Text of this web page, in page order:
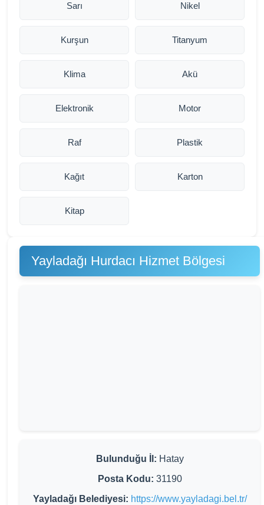
Sarı Nikel
Kurşun Titanyum
Klima Akü
Elektronik Motor
Raf Plastik
Kağıt Karton
Kitap
Yayladağı Hurdacı Hizmet Bölgesi
Bulunduğu İl: Hatay
Posta Kodu: 31190
Yayladağı Belediyesi: https://www.yayladagi.bel.tr/